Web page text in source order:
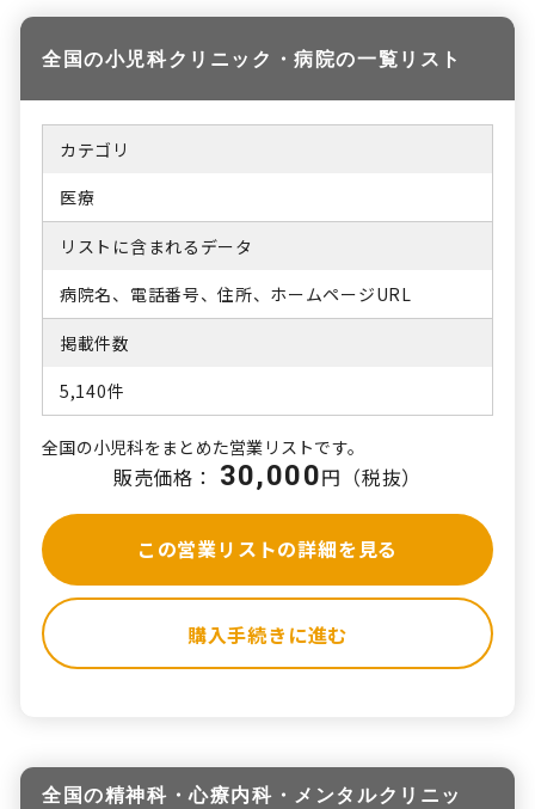
全国の小児科クリニック・病院の一覧リスト
カテゴリ
医療
リストに含まれるデータ
病院名、電話番号、住所、ホームページURL
掲載件数
5,140件
全国の小児科をまとめた営業リストです。
販売価格： 30,000円（税抜）
この営業リストの詳細を見る
購入手続きに進む
全国の精神科・心療内科・メンタルクリニッ